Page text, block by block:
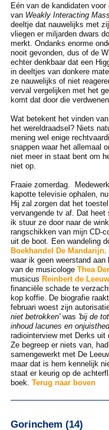
Eén van de kandidaten
van Weakly Interacting
deeltje dat nauwelijks met
vliegen er miljarden dwars
merkt. Ondanks enorme
nooit gevonden, dus of de
echter denkbaar dat een
in deeltjes van donkere
ze nauwelijks of niet
verval vergelijken met het
komt dat door die
Wat betekent het vinden
het wereldraadsel? Niets
mening wel enige
snappen waar het allemaal
niet meer in staat bent om
niet op.
Fraaie zomerdag.
kapotte televisie ophalen, nu
Hij zal zorgen dat het
vervangende tv af. Dat
ik stuur ze door naar de
rangschikken van mijn CD-
uit de boot. Een wandeling
Boekhandel De Mandarijn.
waar ik geen weerstand aan
van de musicologe Thea
musicus Reinbert de Leeuw
financiële schade te
kop koffie. De biografie
februari woest zijn
niet betrokken'was 'bij de
inhoud lacunes en
radiointerview met Derks uit
Ze begreep er niets van,
samengewerkt met De
maar dat is hem kennelijk
staat er keurig op de
boek. Terug naar boven
Gorinchem (14)